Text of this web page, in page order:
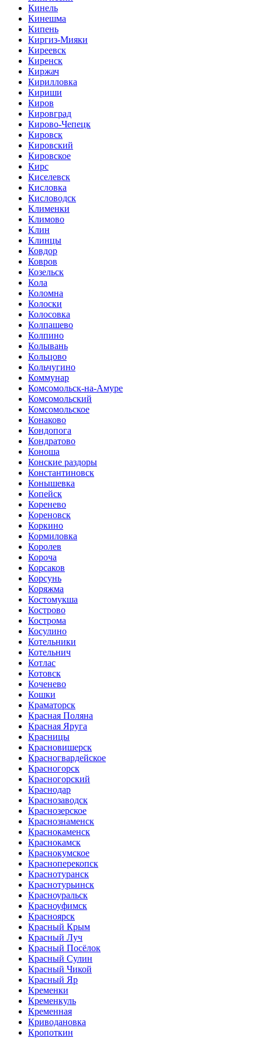
Кинель
Кинешма
Кипень
Киргиз-Мияки
Киреевск
Киренск
Киржач
Кирилловка
Кириши
Киров
Кировград
Кирово-Чепецк
Кировск
Кировский
Кировское
Кирс
Киселевск
Кисловка
Кисловодск
Клименки
Климово
Клин
Клинцы
Ковдор
Ковров
Козельск
Кола
Коломна
Колоски
Колосовка
Колпашево
Колпино
Колывань
Кольцово
Кольчугино
Коммунар
Комсомольск-на-Амуре
Комсомольский
Комсомольское
Конаково
Кондопога
Кондратово
Коноша
Конские раздоры
Константиновск
Конышевка
Копейск
Коренево
Кореновск
Коркино
Кормиловка
Королев
Короча
Корсаков
Корсунь
Коряжма
Костомукша
Кострово
Кострома
Косулино
Котельники
Котельнич
Котлас
Котовск
Коченево
Кошки
Краматорск
Красная Поляна
Красная Яруга
Красницы
Красновишерск
Красногвардейское
Красногорск
Красногорский
Краснодар
Краснозаводск
Краснозерское
Краснознаменск
Краснокаменск
Краснокамск
Краснокумское
Красноперекопск
Краснотуранск
Краснотурьинск
Красноуральск
Красноуфимск
Красноярск
Красный Крым
Красный Луч
Красный Посёлок
Красный Сулин
Красный Чикой
Красный Яр
Кременки
Кременкуль
Кременная
Криводановка
Кропоткин